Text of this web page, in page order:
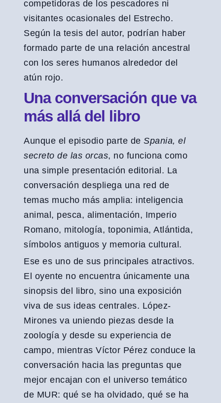
competidoras de los pescadores ni
visitantes ocasionales del Estrecho.
Según la tesis del autor, podrían haber
formado parte de una relación ancestral
con los seres humanos alrededor del
atún rojo.
Una conversación que va
más allá del libro
Aunque el episodio parte de Spania, el
secreto de las orcas, no funciona como
una simple presentación editorial. La
conversación despliega una red de
temas mucho más amplia: inteligencia
animal, pesca, alimentación, Imperio
Romano, mitología, toponimia, Atlántida,
símbolos antiguos y memoria cultural.
Ese es uno de sus principales atractivos.
El oyente no encuentra únicamente una
sinopsis del libro, sino una exposición
viva de sus ideas centrales. López-
Mirones va uniendo piezas desde la
zoología y desde su experiencia de
campo, mientras Víctor Pérez conduce la
conversación hacia las preguntas que
mejor encajan con el universo temático
de MUR: qué se ha olvidado, qué se ha